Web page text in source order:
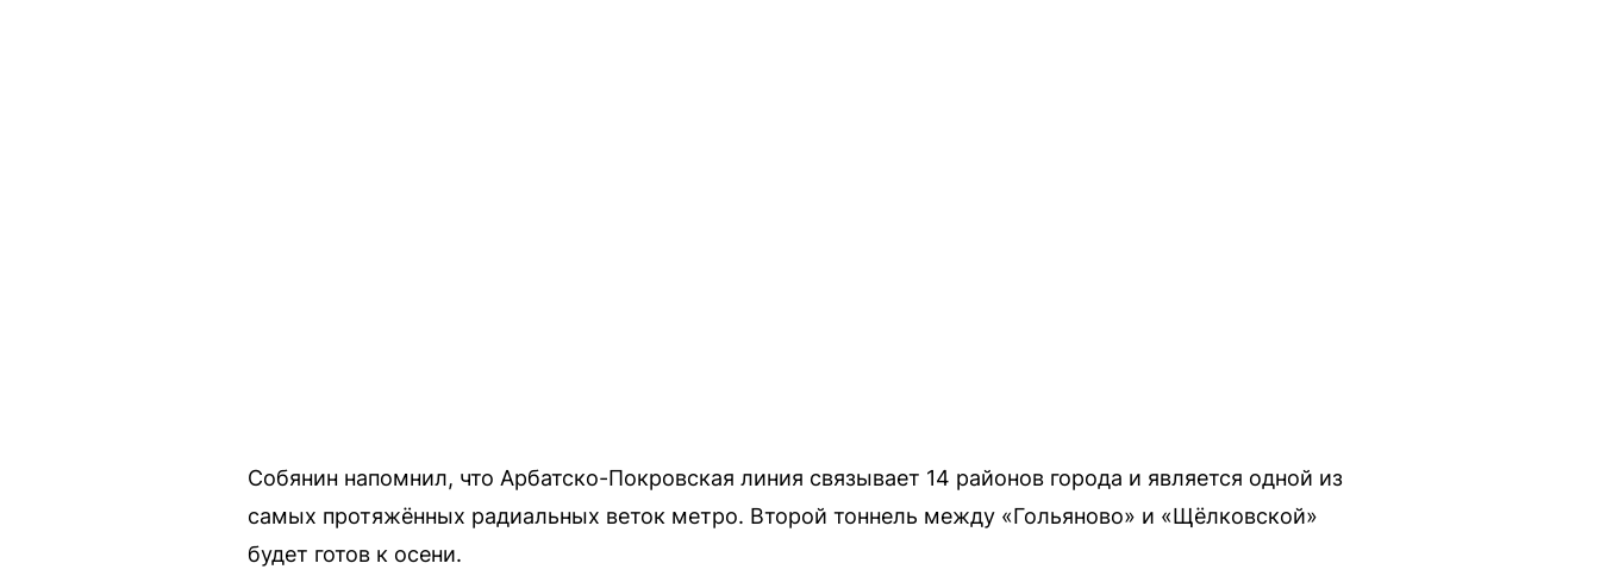
Собянин напомнил, что Арбатско-Покровская линия связывает 14 районов города и является одной из
самых протяжённых радиальных веток метро. Второй тоннель между «Гольяново» и «Щёлковской»
будет готов к осени.